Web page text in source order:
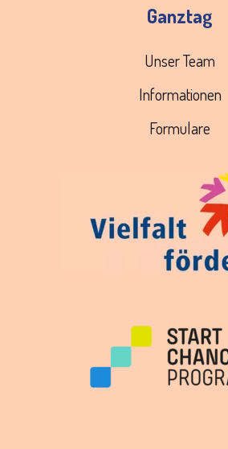
Ganztag
Unser Team
Informationen
Formulare